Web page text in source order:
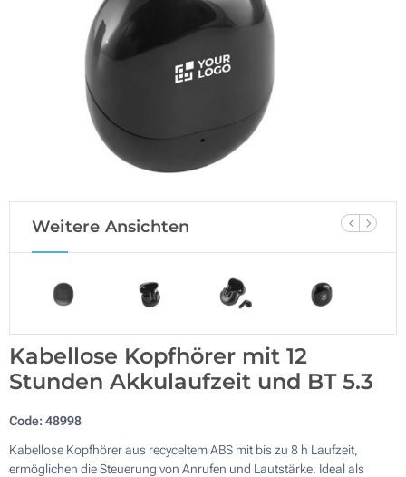
Weitere Ansichten
Kabellose Kopfhörer mit 12
Stunden Akkulaufzeit und BT 5.3
Code:48998
Kabellose Kopfhörer aus recyceltem ABS mit bis zu 8 h Laufzeit,
ermöglichen die Steuerung von Anrufen und Lautstärke. Ideal als